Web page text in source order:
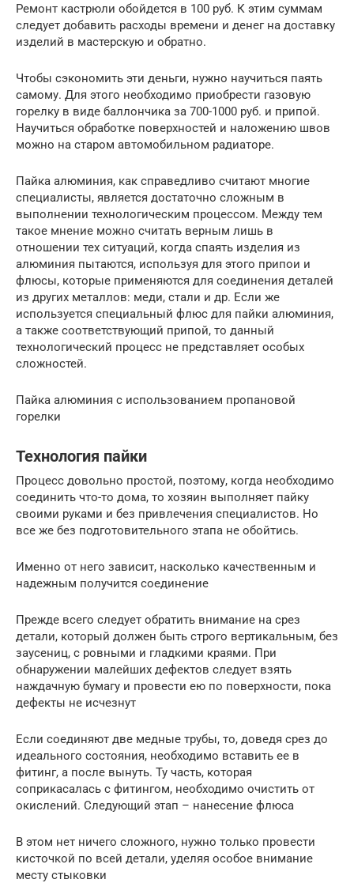
Ремонт кастрюли обойдется в 100 руб. К этим суммам
следует добавить расходы времени и денег на доставку
изделий в мастерскую и обратно.
Чтобы сэкономить эти деньги, нужно научиться паять
самому. Для этого необходимо приобрести газовую
горелку в виде баллончика за 700-1000 руб. и припой.
Научиться обработке поверхностей и наложению швов
можно на старом автомобильном радиаторе.
Пайка алюминия, как справедливо считают многие
специалисты, является достаточно сложным в
выполнении технологическим процессом. Между тем
такое мнение можно считать верным лишь в
отношении тех ситуаций, когда спаять изделия из
алюминия пытаются, используя для этого припои и
флюсы, которые применяются для соединения деталей
из других металлов: меди, стали и др. Если же
используется специальный флюс для пайки алюминия,
а также соответствующий припой, то данный
технологический процесс не представляет особых
сложностей.
Пайка алюминия с использованием пропановой
горелки
Технология пайки
Процесс довольно простой, поэтому, когда необходимо
соединить что-то дома, то хозяин выполняет пайку
своими руками и без привлечения специалистов. Но
все же без подготовительного этапа не обойтись.
Именно от него зависит, насколько качественным и
надежным получится соединение
Прежде всего следует обратить внимание на срез
детали, который должен быть строго вертикальным, без
заусениц, с ровными и гладкими краями. При
обнаружении малейших дефектов следует взять
наждачную бумагу и провести ею по поверхности, пока
дефекты не исчезнут
Если соединяют две медные трубы, то, доведя срез до
идеального состояния, необходимо вставить ее в
фитинг, а после вынуть. Ту часть, которая
соприкасалась с фитингом, необходимо очистить от
окислений. Следующий этап – нанесение флюса
В этом нет ничего сложного, нужно только провести
кисточкой по всей детали, уделяя особое внимание
месту стыковки